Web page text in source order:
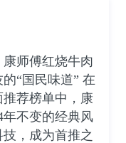
师傅红烧牛肉
“国民味道” 在
荐榜单中，康
不变的经典风
，成为首推之